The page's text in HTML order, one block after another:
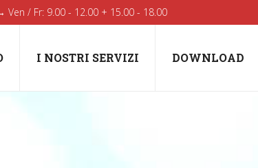
Ven / Fr: 9.00 - 12.00 + 15.00 - 18.00
I NOSTRI SERVIZI DOWNLOAD